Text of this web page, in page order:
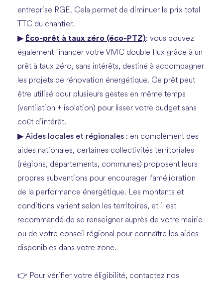
entreprise RGE. Cela permet de diminuer le prix total
TTC du chantier.
▶ Éco-prêt à taux zéro (éco-PTZ): vous pouvez
également financer votre VMC double flux grâce à un
prêt à taux zéro, sans intérêts, destiné à accompagner
les projets de rénovation énergétique. Ce prêt peut
être utilisé pour plusieurs gestes en même temps
(ventilation + isolation) pour lisser votre budget sans
coût d’intérêt.
▶ Aides locales et régionales : en complément des
aides nationales, certaines collectivités territoriales
(régions, départements, communes) proposent leurs
propres subventions pour encourager l’amélioration
de la performance énergétique. Les montants et
conditions varient selon les territoires, et il est
recommandé de se renseigner auprès de votre mairie
ou de votre conseil régional pour connaître les aides
disponibles dans votre zone.
👉 Pour vérifier votre éligibilité, contactez nos